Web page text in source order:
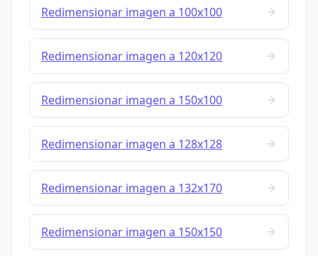
Redimensionar imagen a 100x100
Redimensionar imagen a 120x120
Redimensionar imagen a 150x100
Redimensionar imagen a 128x128
Redimensionar imagen a 132x170
Redimensionar imagen a 150x150